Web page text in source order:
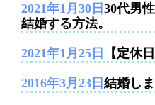
2021年1月30日 30代男
結婚する方法。
2021年1月25日 【定休
2016年3月23日 結婚し